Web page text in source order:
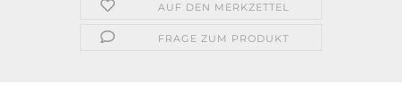
AUF DEN MERKZETTEL
FRAGE ZUM PRODUKT